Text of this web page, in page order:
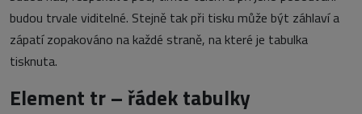
budou trvale viditelné. Stejně tak při tisku může být záhlaví a
zápatí zopakováno na každé straně, na které je tabulka
tisknuta.
Element tr – řádek tabulky